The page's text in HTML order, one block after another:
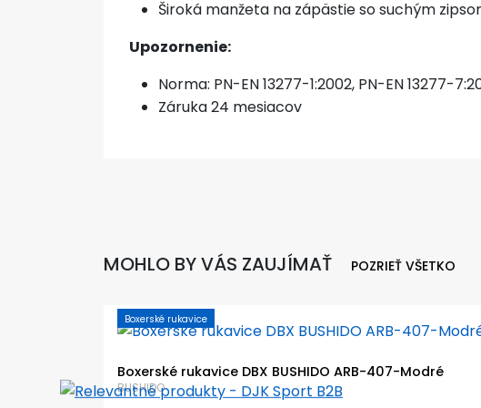
Široká manžeta na zápästie so suchým
Upozornenie:
Norma: PN-EN 13277-1:2002, PN-EN 13277-
Záruka 24 mesiacov
MOHLO BY VÁS ZAUJÍMAŤ POZRIEŤ VŠETKO
Boxerské rukavice
Boxerské rukavice DBX BUSHIDO ARB-407-Modré
BUSHIDO